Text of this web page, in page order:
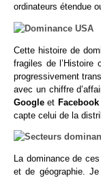
ordinateurs étendue
Cette histoire de
fragiles de
progressivement
avec un chiffre
Googleet
capte celui de la
La dominance de
et de géographie.